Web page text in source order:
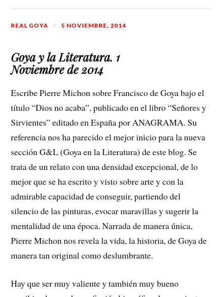
REAL GOYA 5 NOVIEMBRE, 2014
Goya y la Literatura. 1
Noviembre de 2014
Escribe Pierre Michon sobre Francisco de Goya bajo el
título “Dios no acaba”, publicado en el libro “Señores y
Sirvientes” editado en España por ANAGRAMA. Su
referencia nos ha parecido el mejor inicio para la nueva
sección G&L (Goya en la Literatura) de este blog. Se
trata de un relato con una densidad excepcional, de lo
mejor que se ha escrito y visto sobre arte y con la
admirable capacidad de conseguir, partiendo del
silencio de las pinturas, evocar maravillas y sugerir la
mentalidad de una época. Narrada de manera única,
Pierre Michon nos revela la vida, la historia, de Goya de
manera tan original como deslumbrante.
Hay que ser muy valiente y también muy bueno